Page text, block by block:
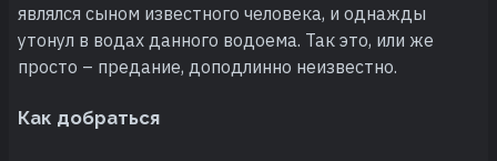
являлся сыном известного человека, и однажды
утонул в водах данного водоема. Так это, или же
просто – предание, доподлинно неизвестно.
Как добраться